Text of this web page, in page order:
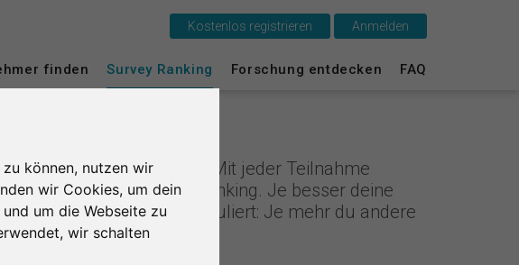
können, nutzen wir
wir Cookies, um dein
um die Webseite zu
wir schalten
finden Survey Ranking Forschung entdecken FAQ
Kostenlos registrieren Anmelden
von anderen teil. Mit jeder Teilnahme
Studie im Survey Ranking. Je besser deine
Studie teil. Anders formuliert: Je mehr du andere
Das ist SurveyCircle
Forschung entdecken
FAQ